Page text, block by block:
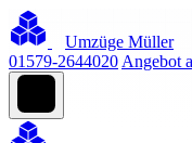
Umzüge Müller
01579-2644020 Angebot